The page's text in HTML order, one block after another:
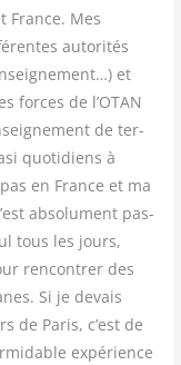
France. Mes
auto­ri­tés
et
forces de l’OTAN
de ter­
quo­ti­diens à
en France et ma
abso­lu­ment pas­
tous les jours,
ren­con­trer des
Si je devais
de Paris, c’est de
expé­rience